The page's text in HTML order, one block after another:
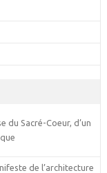
du Sacré-Coeur, d’un
de l’architecture